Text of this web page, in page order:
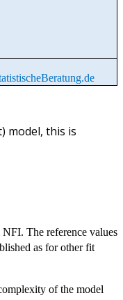
model, this is
The reference values
as for other fit
of the model